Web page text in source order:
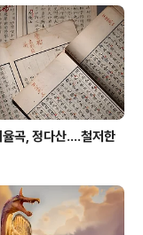
국
지
율곡, 정다산....철저한